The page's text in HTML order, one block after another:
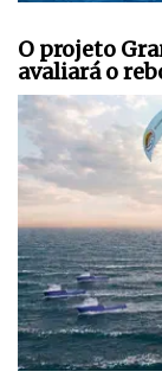
O projeto
avaliará o